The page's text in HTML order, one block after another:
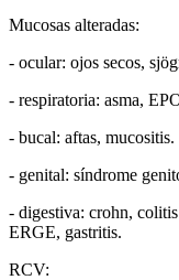
Mucosas alteradas:
- ocular: ojos secos,
- respiratoria: asma,
- bucal: aftas, mucositis.
- genital: síndrome
- digestiva: crohn,
ERGE, gastritis.
RCV: